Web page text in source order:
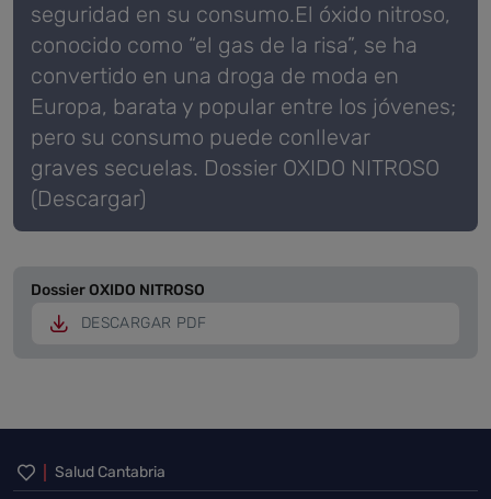
seguridad en su consumo.El óxido nitroso,
conocido como “el gas de la risa”, se ha
convertido en una droga de moda en
Europa, barata y popular entre los jóvenes;
pero su consumo puede conllevar
graves secuelas. Dossier OXIDO NITROSO
(Descargar)
Dossier OXIDO NITROSO
DESCARGAR PDF
Inicio del pie de página
Salud Cantabria